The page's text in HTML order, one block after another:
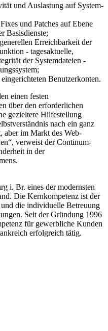
und Auslastung auf System-
und Patches auf Ebene
Basisdienste;
Erreichbarkeit der
- tagesaktuelle,
der Systemdateien -
Benutzerkonten.
einen festen
über den erforderlichen
gezieltere Hilfestellung
nach ein ganz
aber im Markt des Web-
verweist der Continum-
in der
i. Br. eines der modernsten
Die Kernkompetenz ist der
die individuelle Betreuung
Seit der Gründung 1996
für gewerbliche Kunden
erfolgreich tätig.